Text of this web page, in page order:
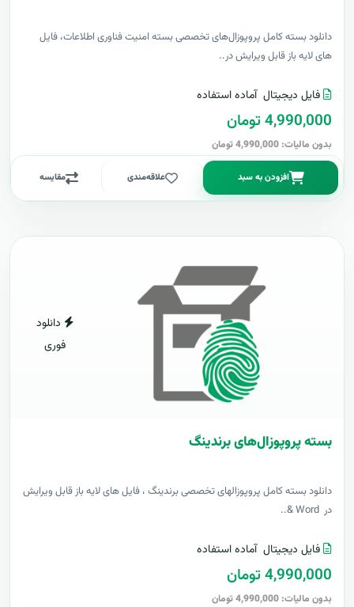
دانلود بسته کامل پروپوزال‌های تخصصی بسته امنیت فناوری اطلاعات، فایل
های لایه باز قابل ویرایش در..
فایل دیجیتال آماده استفاده
4,990,000 تومان
بدون مالیات: 4,990,000 تومان
افزودن به سبد علاقه‌مندی مقایسه
دانلود
فوری
بسته پروپوزال‌های برندینگ
دانلود بسته کامل پروپوزالهای تخصصی برندینگ ، فایل های لایه باز قابل ویرایش
در Word &..
فایل دیجیتال آماده استفاده
4,990,000 تومان
بدون مالیات: 4,990,000 تومان